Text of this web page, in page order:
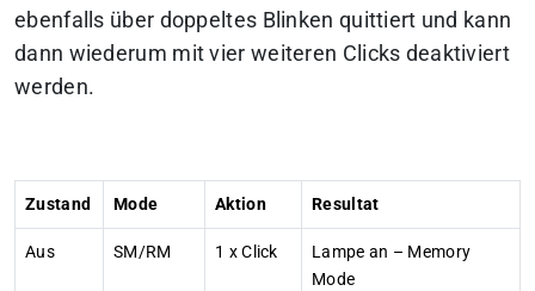
ebenfalls über doppeltes Blinken quittiert und kann
dann wiederum mit vier weiteren Clicks deaktiviert
werden.
Zustand Mode Aktion Resultat
Aus SM/RM 1 x Click
Lampe an – Memory
Mode